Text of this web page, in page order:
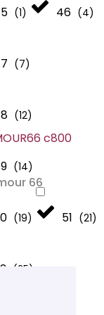
(1) 46 (4)
(7)
(12)
(14)
(19) 51 (21)
(25)
66